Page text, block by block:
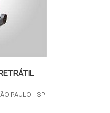
PAULO - SP